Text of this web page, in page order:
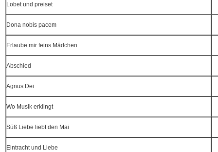
Lobet und preiset
Dona nobis pacem
Erlaube mir feins Mädchen
Abschied
Agnus Dei
Wo Musik erklingt
Süß Liebe liebt den Mai
Eintracht und Liebe